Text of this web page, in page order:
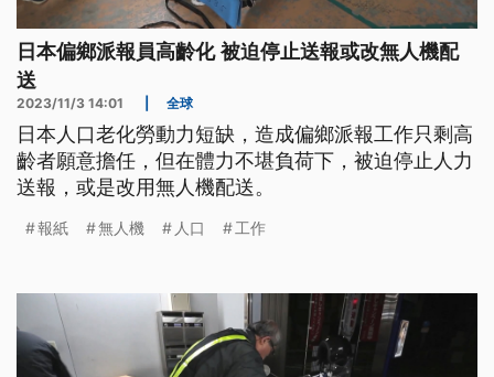
日本偏鄉派報員高齡化 被迫停止送報或改無人機配
送
2023/11/3 14:01 全球
日本人口老化勞動力短缺，造成偏鄉派報工作只剩高
齡者願意擔任，但在體力不堪負荷下，被迫停止人力
送報，或是改用無人機配送。
報紙 無人機 人口 工作